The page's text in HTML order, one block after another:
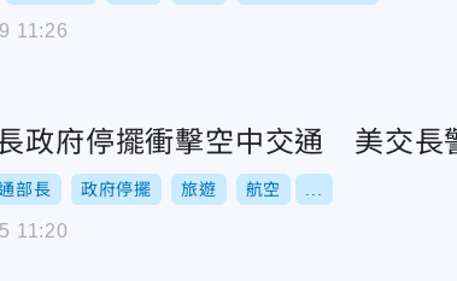
11:26
政府停擺衝擊空中交通 美交長
部長 政府停擺 旅遊 航空
11:20